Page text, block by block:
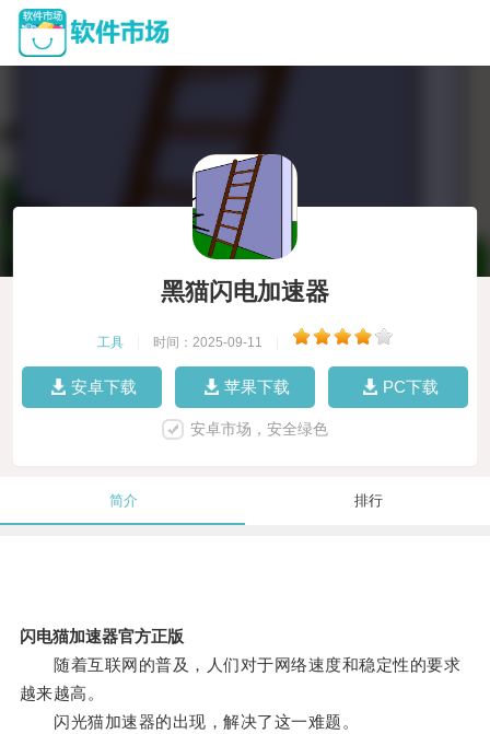
黑猫闪电加速器
工具 时间：2025-09-11
安卓下载 苹果下载 PC下载
安卓市场，安全绿色
简介 排行
闪电猫加速器官方正版
随着互联网的普及，人们对于网络速度和稳定性的要求
越来越高。
闪光猫加速器的出现，解决了这一难题。